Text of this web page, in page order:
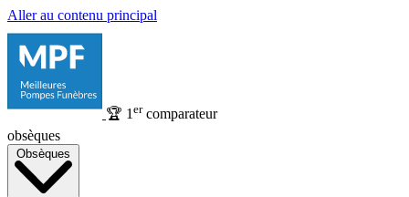
Aller au contenu principal
🏆 1 ercomparateur
obsèques
Obsèques